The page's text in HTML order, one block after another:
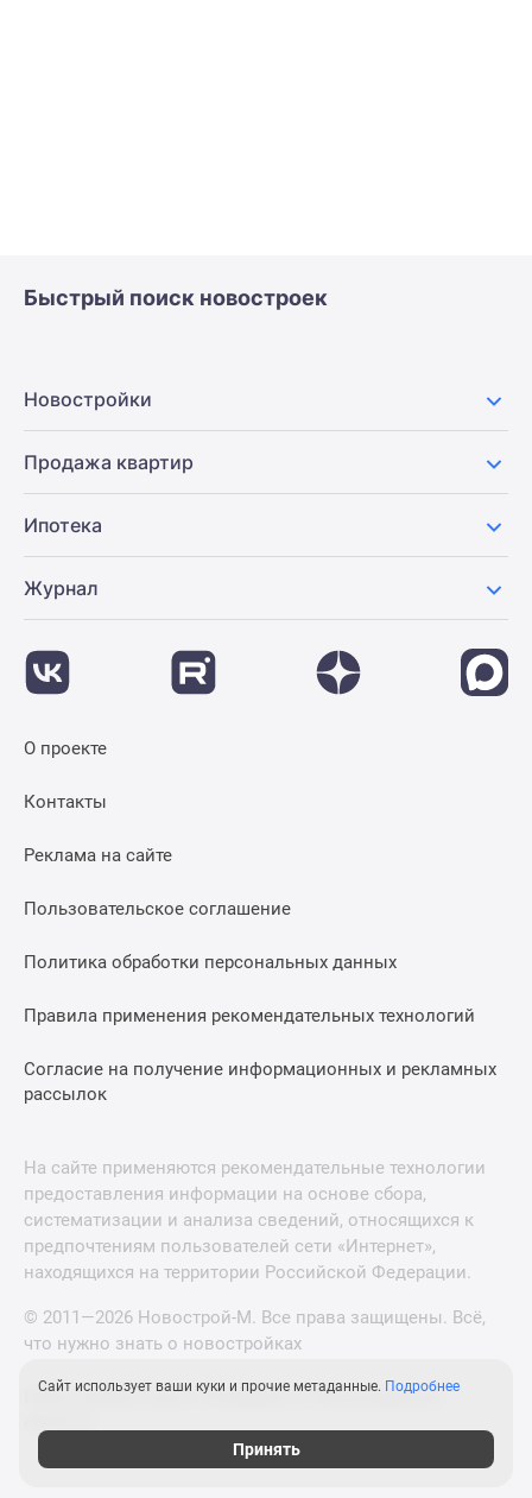
Быстрый поиск новостроек
Новостройки
Продажа квартир
Ипотека
Журнал
О проекте
Контакты
Реклама на сайте
Пользовательское соглашение
Политика обработки персональных данных
Правила применения рекомендательных технологий
Согласие на получение информационных и рекламных
рассылок
На сайте применяются рекомендательные технологии
предоставления информации на основе сбора,
систематизации и анализа сведений, относящихся к
предпочтениям пользователей сети «Интернет»,
находящихся на территории Российской Федерации.
© 2011—2026 Новострой-М. Все права защищены. Всё,
что нужно знать о новостройках
Новостройки Санкт-Петербурга и Ленинградской
Сайт использует ваши куки и прочие метаданные. Подробнее
Принять